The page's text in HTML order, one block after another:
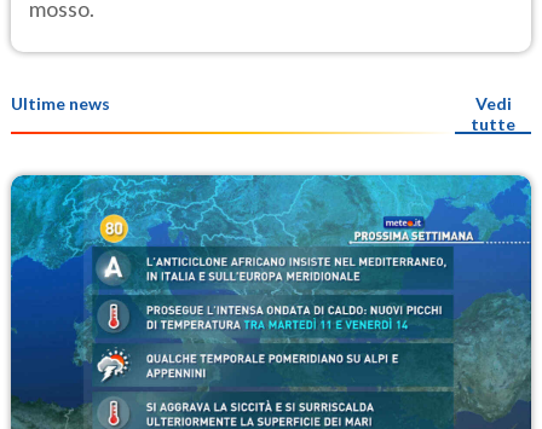
mosso.
Ultime news
Vedi
tutte